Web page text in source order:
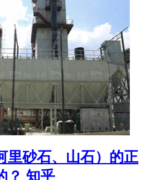
里砂石、山石）的正
？ 知乎